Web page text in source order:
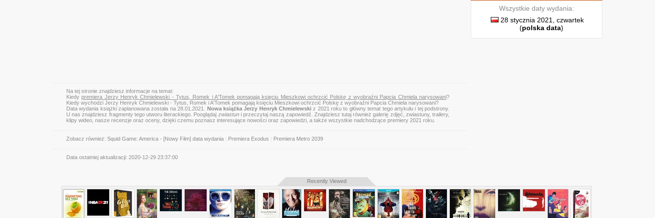
Na tej stronie znajdziesz informacje na temat:
Kiedypremiera Jerzy Henryk Chmielewski - Tytus, Romek i A'Tomek pomagają księciu Mieszkowi ochrzcić Polskę z wyobraźni Papcia Chmiela narysowani?
Kiedy wychodzi Jerzy Henryk Chmielewski - Tytus, Romek i A'Tomek pomagają księciu Mieszkowi ochrzcić Polskę z wyobraźni Papcia Chmiela narysowani?
Data wydania książki zaplanowana została na 28.01.2021. Nowa książka Jerzy Henryk Chmielewski z 2021 roku to główny temat tego artykułu i tej podstrony.
U nas znajdziesz fragmenty tego utworu literackiego. Pooglądaj zwiastuni przeczytaj naszą zapowiedź. Znajdziesz tutaj również galerię zdjęć, zwiastuny, trailery,
klipy wideo, nasze recenzje oraz oceny, dzięki czemu poznasz interesujące nowości oraz zapowiedzi, a także wszystkie nadchodzące premiery 2021 roku.
Zobacz również: Squid Game: America - [Nowy Film] data wydania Premiera Exodus Premiera Metro 2039
Data ostatniej aktualizacji: 2020-12-29 23:37:00
Wszystkie daty wydania:
28 stycznia 2021, czwartek
(polska data)
Recently Viewed